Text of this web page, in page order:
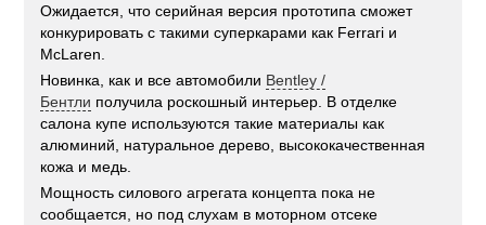
Ожидается, что серийная версия прототипа сможет
конкурировать c такими суперкарами как Ferrari и
McLaren.
Новинка, как и все автомобили Bentley /
Бентли получила роскошный интерьер. В отделке
салона купе используются такие материалы как
алюминий, натуральное дерево, высококачественная
кожа и медь.
Мощность силового агрегата концепта пока не
сообщается, но под слухам в моторном отсеке